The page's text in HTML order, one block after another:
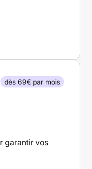
garantir vos
dès 69€ par mois